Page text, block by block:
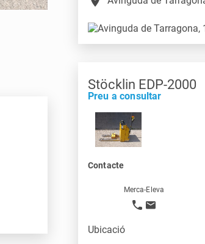
Stöcklin EDP-2000
Preu a consultar
Contacte
Merca-Eleva
Ubicació